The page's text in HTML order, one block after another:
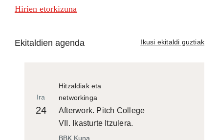
Hirien etorkizuna
Ekitaldien agenda Ikusi ekitaldi guztiak
Hitzaldiak eta
networkinga
Ira
24
Afterwork. Pitch College
VII. Ikasturte Itzulera.
BBK Kuna